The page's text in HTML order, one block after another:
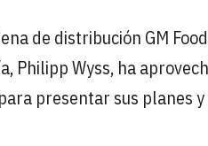
de distribución GM
Philipp Wyss, ha
para presentar sus planes